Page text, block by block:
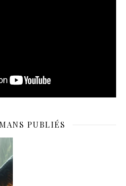
PUBLIÉS